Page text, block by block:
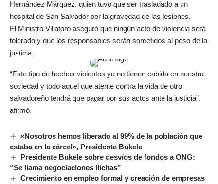
Hernández Márquez, quien tuvo que ser trasladado a un
hospital de San Salvador por la gravedad de las lesiones.
El Ministro Villatoro aseguró que ningún acto de violencia será
tolerado y que los responsables serán sometidos al peso de la
justicia.
“Este tipo de hechos violentos ya no tienen cabida en nuestra
sociedad y todo aquel que atente contra la vida de otro
salvadoreño tendrá que pagar por sus actos ante la justicia”,
afirmó.
«Nosotros hemos liberado al 99% de la población que
estaba en la cárcel», Presidente Bukele
Presidente Bukele sobre desvíos de fondos a ONG:
“Se llama negociaciones ilícitas”
Crecimiento en empleo formal y creación de empresas